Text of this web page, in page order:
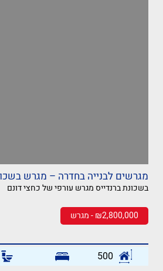
מגרשים לבנייה בחדרה – מגרש
בשכונת ברנדייס מגרש עורפי של כחצי דונם
₪2,800,000 - מגרש
500